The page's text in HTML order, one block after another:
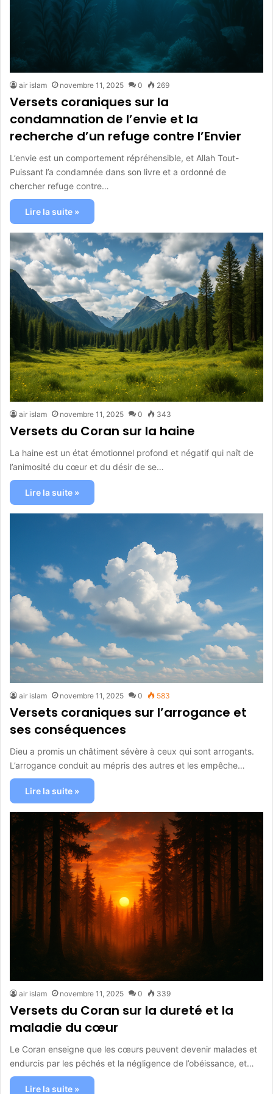
air islam novembre 11, 2025 0 269
Versets coraniques sur la
condamnation de l’envie et la
recherche d’un refuge contre l’Envier
L’envie est un comportement répréhensible, et Allah Tout-
Puissant l’a condamnée dans son livre et a ordonné de
chercher refuge contre…
Lire la suite »
air islam novembre 11, 2025 0 343
Versets du Coran sur la haine
La haine est un état émotionnel profond et négatif qui naît de
l’animosité du cœur et du désir de se…
Lire la suite »
air islam novembre 11, 2025 0 583
Versets coraniques sur l’arrogance et
ses conséquences
Dieu a promis un châtiment sévère à ceux qui sont arrogants.
L’arrogance conduit au mépris des autres et les empêche…
Lire la suite »
air islam novembre 11, 2025 0 339
Versets du Coran sur la dureté et la
maladie du cœur
Le Coran enseigne que les cœurs peuvent devenir malades et
endurcis par les péchés et la négligence de l’obéissance, et…
Lire la suite »